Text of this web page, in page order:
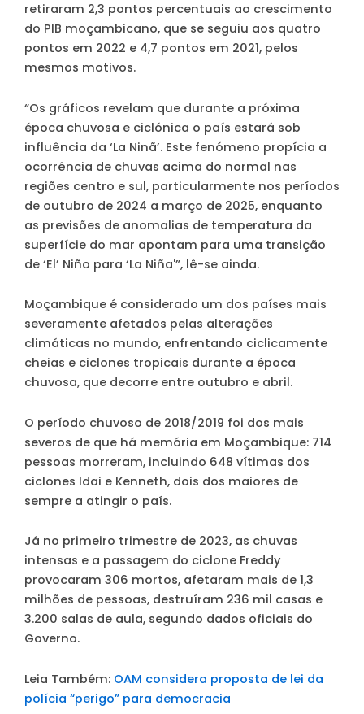
retiraram 2,3 pontos percentuais ao crescimento
do PIB moçambicano, que se seguiu aos quatro
pontos em 2022 e 4,7 pontos em 2021, pelos
mesmos motivos.
“Os gráficos revelam que durante a próxima
época chuvosa e ciclónica o país estará sob
influência da ‘La Ninã’. Este fenómeno propícia a
ocorrência de chuvas acima do normal nas
regiões centro e sul, particularmente nos períodos
de outubro de 2024 a março de 2025, enquanto
as previsões de anomalias de temperatura da
superfície do mar apontam para uma transição
de ‘El’ Niño para ‘La Niña'”, lê-se ainda.
Moçambique é considerado um dos países mais
severamente afetados pelas alterações
climáticas no mundo, enfrentando ciclicamente
cheias e ciclones tropicais durante a época
chuvosa, que decorre entre outubro e abril.
O período chuvoso de 2018/2019 foi dos mais
severos de que há memória em Moçambique: 714
pessoas morreram, incluindo 648 vítimas dos
ciclones Idai e Kenneth, dois dos maiores de
sempre a atingir o país.
Já no primeiro trimestre de 2023, as chuvas
intensas e a passagem do ciclone Freddy
provocaram 306 mortos, afetaram mais de 1,3
milhões de pessoas, destruíram 236 mil casas e
3.200 salas de aula, segundo dados oficiais do
Governo.
Leia Também: OAM considera proposta de lei da
polícia “perigo” para democracia